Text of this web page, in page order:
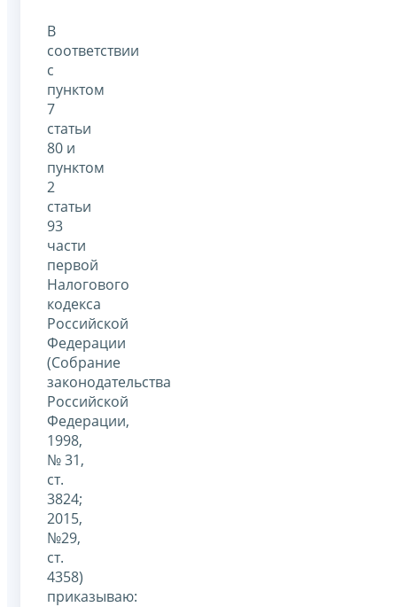
В
соответствии
с
пунктом
7
статьи
80 и
пунктом
2
статьи
93
части
первой
Налогового
кодекса
Российской
Федерации
(Собрание
законодательства
Российской
Федерации,
1998,
№ 31,
ст.
3824;
2015,
№29,
ст.
4358)
приказываю: